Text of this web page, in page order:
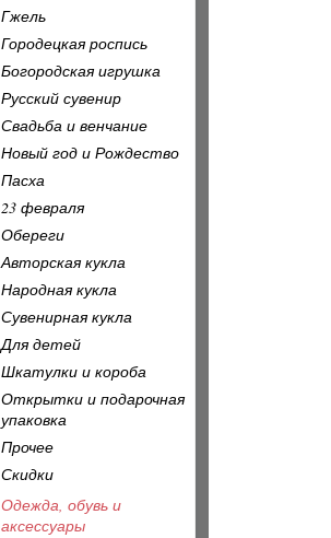
Гжель
Городецкая роспись
Богородская игрушка
Русский сувенир
Свадьба и венчание
Новый год и Рождество
Пасха
23 февраля
Обереги
Авторская кукла
Народная кукла
Сувенирная кукла
Для детей
Шкатулки и короба
Открытки и подарочная
упаковка
Прочее
Скидки
Одежда, обувь и
аксессуары